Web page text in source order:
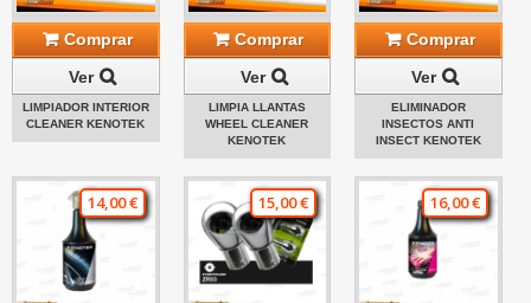
Comprar
Ver
LIMPIADOR INTERIOR
CLEANER KENOTEK
Comprar
Ver
LIMPIA LLANTAS
WHEEL CLEANER
KENOTEK
Comprar
Ver
ELIMINADOR
INSECTOS ANTI
INSECT KENOTEK
14,00 € 15,00 € 16,00 €